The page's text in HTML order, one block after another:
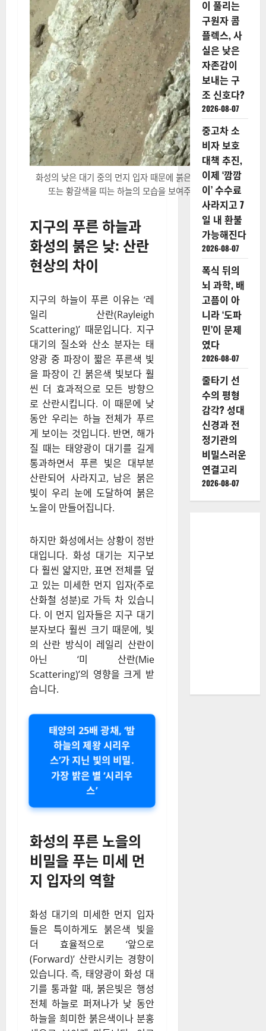
화성의 낮은 대기 중의 먼지 입자 때문에 붉은빛이 강한 분홍색
또는 황갈색을 띠는 하늘의 모습을 보여주고 있습니다.
지구의 푸른 하늘과
화성의 붉은 낮: 산란
현상의 차이
지구의 하늘이 푸른 이유는 ‘레
일리 산란(Rayleigh
Scattering)’ 때문입니다. 지구
대기의 질소와 산소 분자는 태
양광 중 파장이 짧은 푸른색 빛
을 파장이 긴 붉은색 빛보다 훨
씬 더 효과적으로 모든 방향으
로 산란시킵니다. 이 때문에 낮
동안 우리는 하늘 전체가 푸르
게 보이는 것입니다. 반면, 해가
질 때는 태양광이 대기를 길게
통과하면서 푸른 빛은 대부분
산란되어 사라지고, 남은 붉은
빛이 우리 눈에 도달하여 붉은
노을이 만들어집니다.
하지만 화성에서는 상황이 정반
대입니다. 화성 대기는 지구보
다 훨씬 얇지만, 표면 전체를 덮
고 있는 미세한 먼지 입자(주로
산화철 성분)로 가득 차 있습니
다. 이 먼지 입자들은 지구 대기
분자보다 훨씬 크기 때문에, 빛
의 산란 방식이 레일리 산란이
아닌 ‘미 산란(Mie
Scattering)’의 영향을 크게 받
습니다.
태양의 25배 광채, ‘밤
하늘의 제왕 시리우
스’가 지닌 빛의 비밀.
가장 밝은 별 ‘시리우
스’
화성의 푸른 노을의
비밀을 푸는 미세 먼
지 입자의 역할
화성 대기의 미세한 먼지 입자
들은 특이하게도 붉은색 빛을
더 효율적으로 ‘앞으로
(Forward)’ 산란시키는 경향이
있습니다. 즉, 태양광이 화성 대
기를 통과할 때, 붉은빛은 행성
전체 하늘로 퍼져나가 낮 동안
하늘을 희미한 붉은색이나 분홍
이 풀리는
구원자 콤
플렉스, 사
실은 낮은
자존감이
보내는 구
조 신호다?
2026-08-07
중고차 소
비자 보호
대책 추진,
이제 ‘깜깜
이’ 수수료
사라지고 7
일 내 환불
가능해진다
2026-08-07
폭식 뒤의
뇌 과학, 배
고픔이 아
니라 ‘도파
민’이 문제
였다
2026-08-07
줄타기 선
수의 평형
감각? 성대
신경과 전
정기관의
비밀스러운
연결고리
2026-08-07